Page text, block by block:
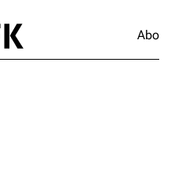
Abo